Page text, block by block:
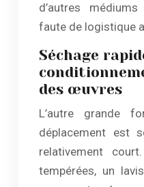
d’autres
faute de logistique
Séchage
des œuvres
L’autre grande
déplacement est
relativement
tempérées, un